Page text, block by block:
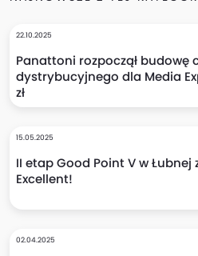
22.10.2025
Panattoni rozpoczął budowę
dystrybucyjnego dla Media
zł
15.05.2025
II etap Good Point V w Łubnej
Excellent!
02.04.2025